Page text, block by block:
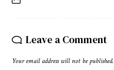
Leave a Comment
Your email address will not be published.